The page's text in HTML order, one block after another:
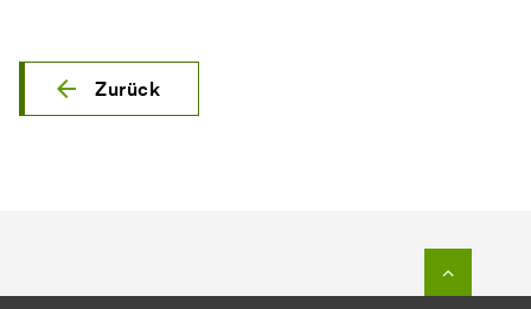
Zurück